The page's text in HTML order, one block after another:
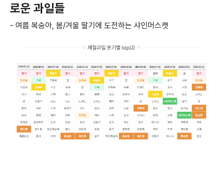
로운 과일들
- 여름 복숭아 봄/겨울 딸기에 도전하는 샤인머스캣